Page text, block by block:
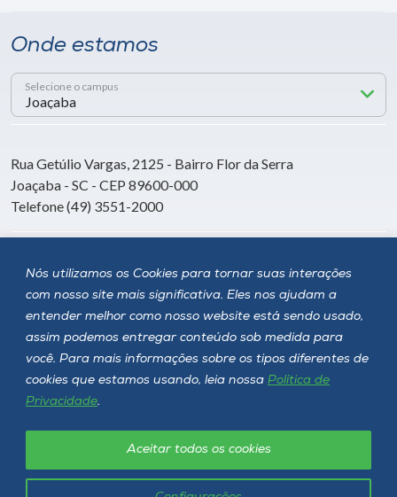
Nós utilizamos os Cookies para tornar suas interações
com nosso site mais significativa. Eles nos ajudam a
entender melhor como nosso website está sendo usado,
assim podemos entregar conteúdo sob medida para
você. Para mais informações sobre os tipos diferentes de
cookies que estamos usando, leia nossa Política de
Privacidade.
Aceitar todos os cookies
Onde estamos
Selecione o campus
Rua Getúlio Vargas, 2125 - Bairro Flor da Serra
Joaçaba - SC - CEP 89600-000
Telefone (49) 3551-2000
Siga a Unoesc
Política de privacidade LGPD